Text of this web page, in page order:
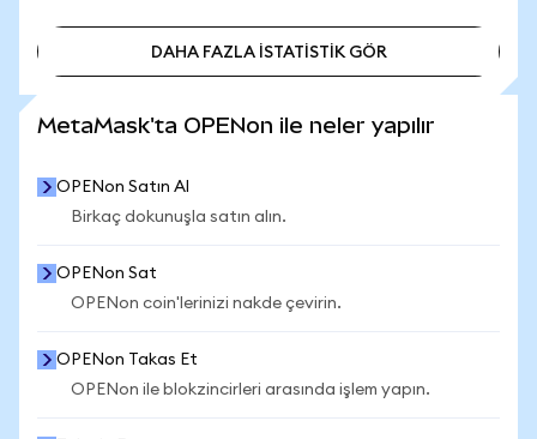
DAHA FAZLA İSTATİSTİK GÖR
MetaMask'ta OPENon ile neler yapılır
OPENon Satın Al
Birkaç dokunuşla satın alın.
OPENon Sat
OPENon coin'lerinizi nakde çevirin.
OPENon Takas Et
OPENon ile blokzincirleri arasında işlem yapın.